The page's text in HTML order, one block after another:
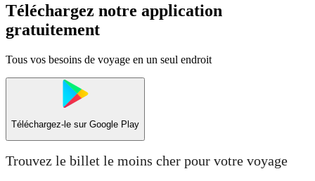
Téléchargez notre application
gratuitement
Tous vos besoins de voyage en un seul endroit
Téléchargez-le sur Google Play
Trouvez le billet le moins cher pour votre voyage